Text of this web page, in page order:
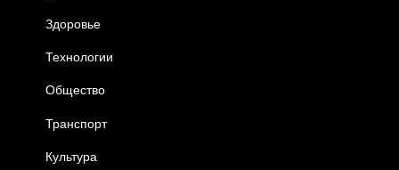
Здоровье
Технологии
Общество
Транспорт
Культура